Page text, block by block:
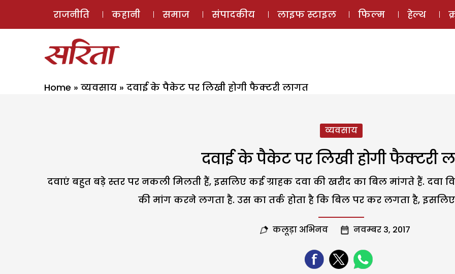
ई-मैगज़ीन
राजनीति कहानी समाज संपादकीय लाइफ स्टाइल फिल्म हेल्थ
Home » व्यवसाय » दवाई के पैकेट पर लिखी होगी फैक्टरी लागत
व्यवसाय
दवाई के पैकेट पर लिखी होगी फैक्टरी
दवाएं बहुत बड़े स्तर पर नकली मिलती हैं, इसलिए कई ग्राहक दवा की खरीद का बिल मांगते हैं. दवा
की मांग करने लगता है. उस का तर्क होता है कि बिल पर कर लगता है, इसलिए
कलूड़ा अभिनव नवम्बर 3, 2017